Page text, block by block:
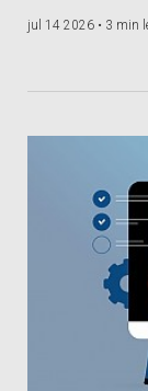
jul 14 2026 • 3 min